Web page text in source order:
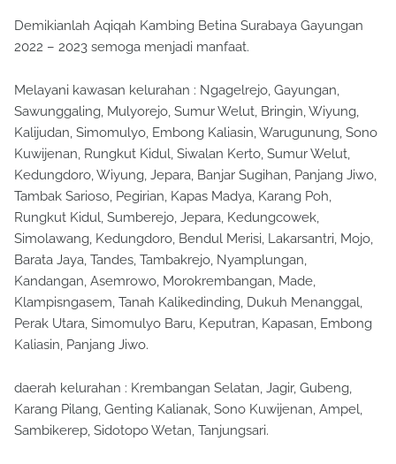
Demikianlah Aqiqah Kambing Betina Surabaya Gayungan
2022 – 2023 semoga menjadi manfaat.
Melayani kawasan kelurahan : Ngagelrejo, Gayungan,
Sawunggaling, Mulyorejo, Sumur Welut, Bringin, Wiyung,
Kalijudan, Simomulyo, Embong Kaliasin, Warugunung, Sono
Kuwijenan, Rungkut Kidul, Siwalan Kerto, Sumur Welut,
Kedungdoro, Wiyung, Jepara, Banjar Sugihan, Panjang Jiwo,
Tambak Sarioso, Pegirian, Kapas Madya, Karang Poh,
Rungkut Kidul, Sumberejo, Jepara, Kedungcowek,
Simolawang, Kedungdoro, Bendul Merisi, Lakarsantri, Mojo,
Barata Jaya, Tandes, Tambakrejo, Nyamplungan,
Kandangan, Asemrowo, Morokrembangan, Made,
Klampisngasem, Tanah Kalikedinding, Dukuh Menanggal,
Perak Utara, Simomulyo Baru, Keputran, Kapasan, Embong
Kaliasin, Panjang Jiwo.
daerah kelurahan : Krembangan Selatan, Jagir, Gubeng,
Karang Pilang, Genting Kalianak, Sono Kuwijenan, Ampel,
Sambikerep, Sidotopo Wetan, Tanjungsari.